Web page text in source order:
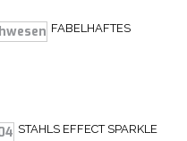
FABELHAFTES
STAHLS EFFECT SPARKLE